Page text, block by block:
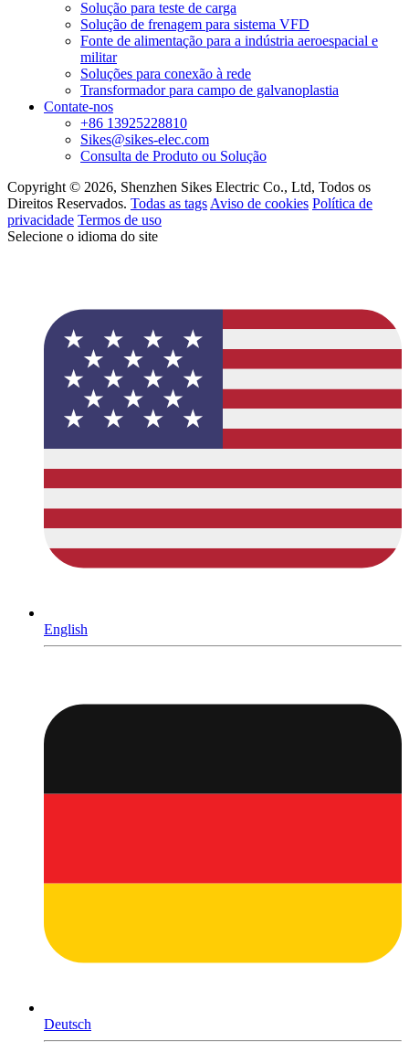
Solução para teste de carga
Solução de frenagem para sistema VFD
Fonte de alimentação para a indústria aeroespacial e
militar
Soluções para conexão à rede
Transformador para campo de galvanoplastia
Contate-nos
+86 13925228810
Sikes@sikes-elec.com
Consulta de Produto ou Solução
Copyright © 2026, Shenzhen Sikes Electric Co., Ltd, Todos os
Direitos Reservados. Todas as tags Aviso de cookies Política de
privacidade Termos de uso
Selecione o idioma do site
English
Deutsch